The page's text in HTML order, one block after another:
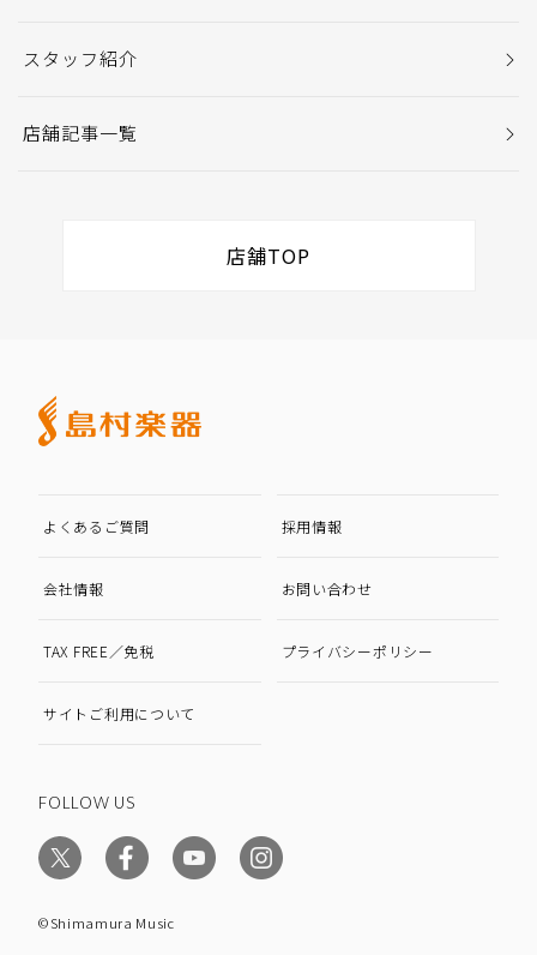
スタッフ紹介
店舗記事一覧
店舗TOP
よくあるご質問 採用情報
会社情報 お問い合わせ
TAX FREE／免税 プライバシーポリシー
サイトご利用について
FOLLOW US
©Shimamura Music